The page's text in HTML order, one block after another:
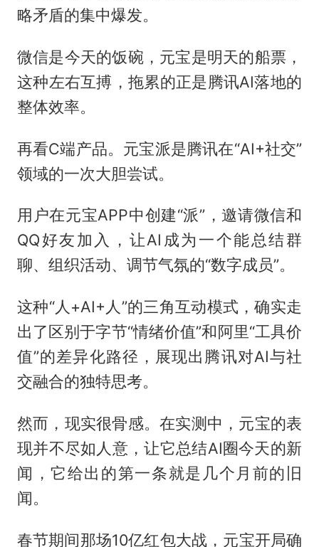
略矛盾的集中爆发。
微信是今天的饭碗，元宝是明天的船票，
这种左右互搏，拖累的正是腾讯AI落地的
整体效率。
再看C端产品。元宝派是腾讯在“AI+社交”
领域的一次大胆尝试。
用户在元宝APP中创建“派”，邀请微信和
QQ好友加入，让AI成为一个能总结群
聊、组织活动、调节气氛的“数字成员”。
这种“人+AI+人”的三角互动模式，确实走
出了区别于字节“情绪价值”和阿里“工具价
值”的差异化路径，展现出腾讯对AI与社
交融合的独特思考。
然而，现实很骨感。在实测中，元宝的表
现并不尽如人意，让它总结AI圈今天的新
闻，它给出的第一条就是几个月前的旧
闻。
春节期间那场10亿红包大战，元宝开局确